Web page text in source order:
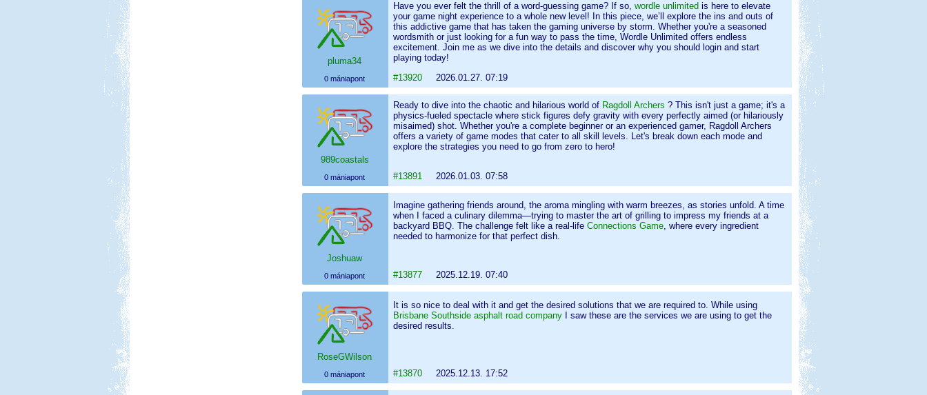
pluma34
0 mániapont
Have you ever felt the thrill of a word-guessing game? If so, wordle unlimited is here to elevate
your game night experience to a whole new level! In this piece, we’ll explore the ins and outs of
this addictive game that has taken the gaming universe by storm. Whether you're a seasoned
wordsmith or just looking for a fun way to pass the time, Wordle Unlimited offers endless
excitement. Join me as we dive into the details and discover why you should login and start
playing today!
#139202026.01.27. 07:19
989coastals
0 mániapont
Ready to dive into the chaotic and hilarious world of Ragdoll Archers ? This isn't just a game; it's a
physics-fueled spectacle where stick figures defy gravity with every perfectly aimed (or hilariously
misaimed) shot. Whether you're a complete beginner or an experienced gamer, Ragdoll Archers
offers a variety of game modes that cater to all skill levels. Let's break down each mode and
explore the strategies you need to go from zero to hero!
#138912026.01.03. 07:58
Joshuaw
0 mániapont
Imagine gathering friends around, the aroma mingling with warm breezes, as stories unfold. A time
when I faced a culinary dilemma—trying to master the art of grilling to impress my friends at a
backyard BBQ. The challenge felt like a real-life Connections Game, where every ingredient
needed to harmonize for that perfect dish.
#138772025.12.19. 07:40
RoseGWilson
0 mániapont
It is so nice to deal with it and get the desired solutions that we are required to. While using
Brisbane Southside asphalt road companyI saw these are the services we are using to get the
desired results.
#138702025.12.13. 17:52